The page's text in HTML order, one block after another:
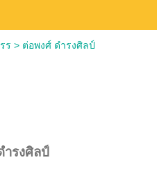
ร > ต่อพงศ์ ดำรงศิลป์
รงศิลป์